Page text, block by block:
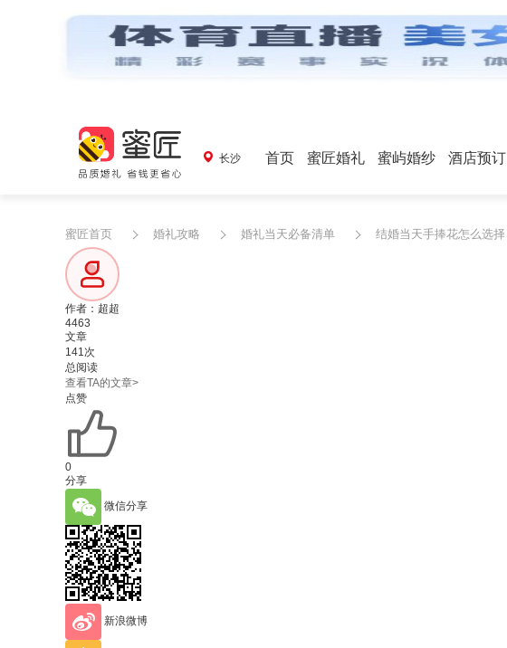
长沙 首页 蜜匠婚礼 蜜屿婚纱 酒店预订
蜜匠首页 婚礼攻略 婚礼当天必备清单 结婚当天手捧花怎么选择
作者：超超
4463
文章
141次
总阅读
查看TA的文章>
点赞
0
分享
微信分享
新浪微博